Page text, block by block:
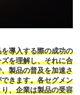
導入する際の成功の
を理解し、それに合
製品の普及を加速さ
きます。各セグメン
、企業は製品の受容